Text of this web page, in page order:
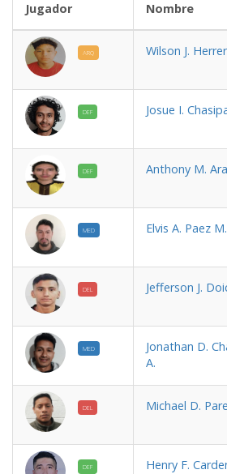
Jugador
ARQ Wilson J.
DEF Josue I.
DEF Anthony M.
MED Elvis A. Paez M.
DEL Jefferson J.
MED
Jonathan D.
A.
DEL Michael D.
DEF Henry F.